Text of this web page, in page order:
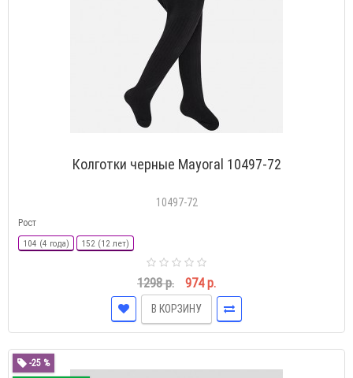
Колготки черные Mayoral 10497-72
10497-72
Рост
104 (4 года) 152 (12 лет)
1298 р. 974 р.
В КОРЗИНУ
-25 %